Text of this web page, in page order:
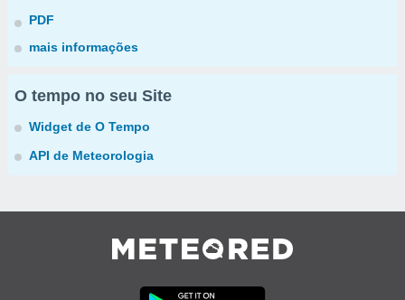
PDF
mais informações
O tempo no seu Site
Widget de O Tempo
API de Meteorologia